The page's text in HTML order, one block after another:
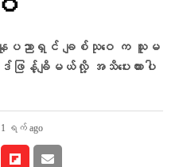
ပညာရှင် ချစ်သုဝေ က သူမ
ြန့်ချိမယ်လို့ အသိပေးထားပါ
1 ရက် ago